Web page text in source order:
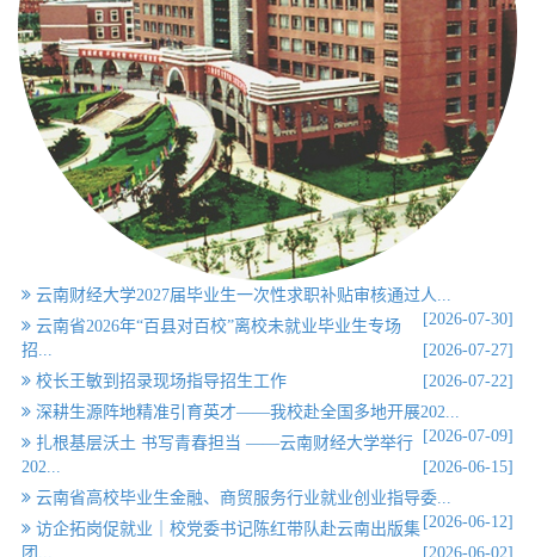
云南财经大学2027届毕业生一次性求职补贴审核通过人...
[2026-07-30]
云南省2026年“百县对百校”离校未就业毕业生专场
招...
[2026-07-27]
校长王敏到招录现场指导招生工作
[2026-07-22]
深耕生源阵地精准引育英才——我校赴全国多地开展202...
[2026-07-09]
扎根基层沃土 书写青春担当 ——云南财经大学举行
202...
[2026-06-15]
云南省高校毕业生金融、商贸服务行业就业创业指导委...
[2026-06-12]
访企拓岗促就业｜校党委书记陈红带队赴云南出版集
团...
[2026-06-02]